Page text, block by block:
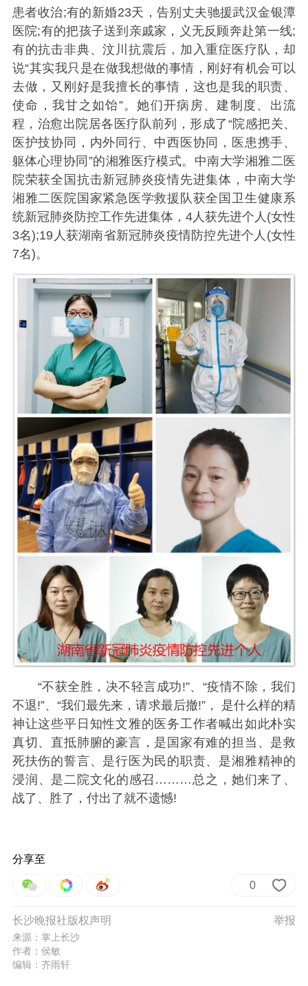
患者收治;有的新婚23天，告别丈夫驰援武汉金银潭
医院;有的把孩子送到亲戚家，义无反顾奔赴第一线;
有的抗击非典、汶川抗震后，加入重症医疗队，却
说“其实我只是在做我想做的事情，刚好有机会可以
去做，又刚好是我擅长的事情，这也是我的职责、
使命，我甘之如饴”。她们开病房、建制度、出流
程，治愈出院居各医疗队前列，形成了“院感把关、
医护技协同，内外同行、中西医协同，医患携手、
躯体心理协同”的湘雅医疗模式。中南大学湘雅二医
院荣获全国抗击新冠肺炎疫情先进集体，中南大学
湘雅二医院国家紧急医学救援队获全国卫生健康系
统新冠肺炎防控工作先进集体，4人获先进个人(女性
3名);19人获湖南省新冠肺炎疫情防控先进个人(女性
7名)。
“不获全胜，决不轻言成功!”、“疫情不除，我们
不退!”、“我们最先来，请求最后撤!”， 是什么样的精
神让这些平日知性文雅的医务工作者喊出如此朴实
真切、直抵肺腑的豪言，是国家有难的担当、是救
死扶伤的誓言、是行医为民的职责、是湘雅精神的
浸润、是二院文化的感召………总之，她们来了、
战了、胜了，付出了就不遗憾!
分享至
0
举报
长沙晚报社版权声明
来源：掌上长沙
作者：侯敏
编辑：齐雨轩